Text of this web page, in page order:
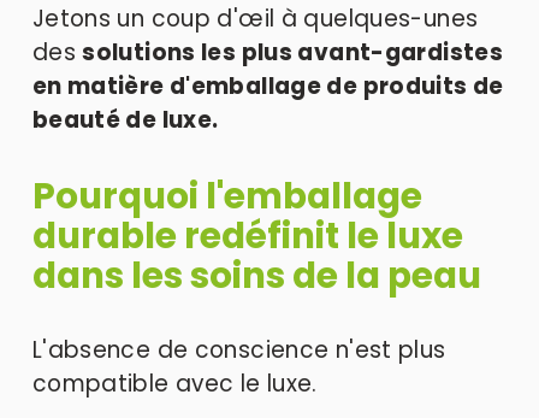
Jetons un coup d'œil à quelques-unes
des solutions les plus avant-gardistes
en matière d'emballage de produits de
beauté de luxe.
Pourquoi l'emballage
durable redéfinit le luxe
dans les soins de la peau
L'absence de conscience n'est plus
compatible avec le luxe.